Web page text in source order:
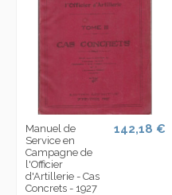
Manuel de
Service en
Campagne de
l'Officier
d'Artillerie - Cas
Concrets - 1927
142,18 €